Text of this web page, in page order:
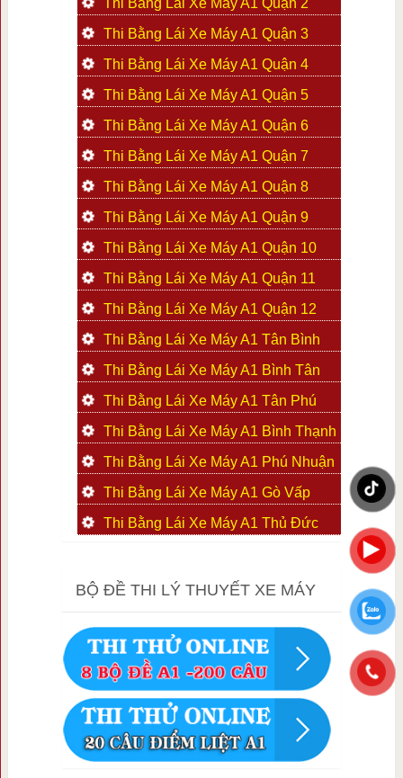
Thi Bằng Lái Xe Máy A1 Quận 2
Thi Bằng Lái Xe Máy A1 Quận 3
Thi Bằng Lái Xe Máy A1 Quận 4
Thi Bằng Lái Xe Máy A1 Quận 5
Thi Bằng Lái Xe Máy A1 Quận 6
Thi Bằng Lái Xe Máy A1 Quận 7
Thi Bằng Lái Xe Máy A1 Quận 8
Thi Bằng Lái Xe Máy A1 Quận 9
Thi Bằng Lái Xe Máy A1 Quận 10
Thi Bằng Lái Xe Máy A1 Quận 11
Thi Bằng Lái Xe Máy A1 Quận 12
Thi Bằng Lái Xe Máy A1 Tân Bình
Thi Bằng Lái Xe Máy A1 Bình Tân
Thi Bằng Lái Xe Máy A1 Tân Phú
Thi Bằng Lái Xe Máy A1 Bình Thạnh
Thi Bằng Lái Xe Máy A1 Phú Nhuận
Thi Bằng Lái Xe Máy A1 Gò Vấp
Thi Bằng Lái Xe Máy A1 Thủ Đức
BỘ ĐỀ THI LÝ THUYẾT XE MÁY